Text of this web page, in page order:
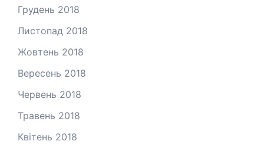
Грудень 2018
Листопад 2018
Жовтень 2018
Вересень 2018
Червень 2018
Травень 2018
Квітень 2018